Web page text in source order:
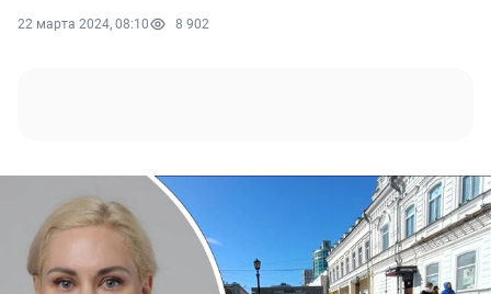
22 марта 2024, 08:10 8 902